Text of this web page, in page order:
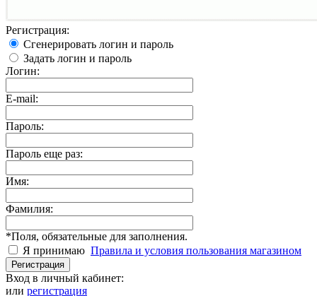
Регистрация:
Сгенерировать логин и пароль
Задать логин и пароль
Логин:
E-mail:
Пароль:
Пароль еще раз:
Имя:
Фамилия:
*Поля, обязательные для заполнения.
Я принимаю Правила и условия пользования магазином
Регистрация
Вход в личный кабинет:
или регистрация